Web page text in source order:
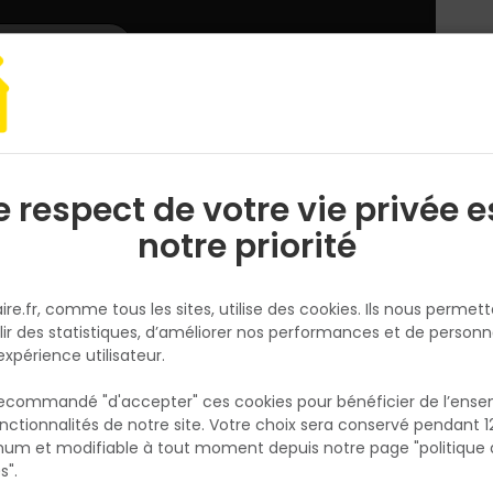
sol extérieur ROMA 31x62cm 7,4mm - Gold
CERAMICHE SERRA
Carrelage sol extérieur ROMA
31x62cm 7,4mm - Gold
Réf. 8013259003342
Carrelage sol extérieur ROMA 31x62cm
7,4mm, coloris Gold. Grès cérame aux
dorées et beiges, antidérapant R10 C, ingélif.
respect de votre vie privée
notre priorité
comme tous les sites, utilise des cookies. Ils nous
des statistiques, d’améliorer nos performances et de
utilisateur.
"d'accepter" ces cookies pour bénéficier de
de notre site. Votre choix sera conservé pendant
et modifiable à tout moment depuis notre page "politique